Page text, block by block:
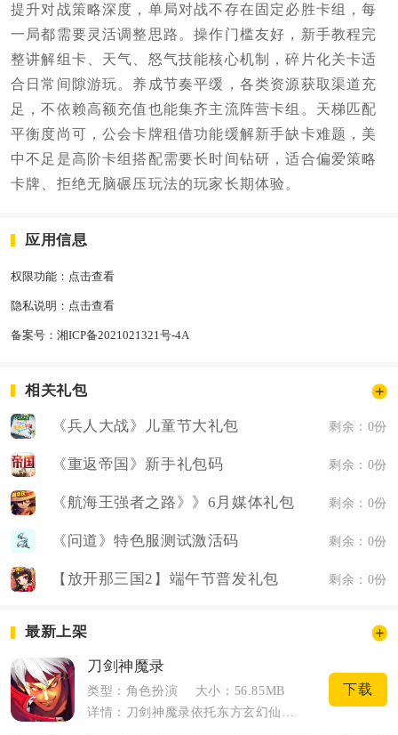
提升对战策略深度，单局对战不存在固定必胜卡组，每
一局都需要灵活调整思路。操作门槛友好，新手教程完
整讲解组卡、天气、怒气技能核心机制，碎片化关卡适
合日常间隙游玩。养成节奏平缓，各类资源获取渠道充
足，不依赖高额充值也能集齐主流阵营卡组。天梯匹配
平衡度尚可，公会卡牌租借功能缓解新手缺卡难题，美
中不足是高阶卡组搭配需要长时间钻研，适合偏爱策略
卡牌、拒绝无脑碾压玩法的玩家长期体验。
应用信息
权限功能： 点击查看
隐私说明： 点击查看
备案号： 湘ICP备2021021321号-4A
相关礼包
《兵人大战》儿童节大礼包 剩余：0份
《重返帝国》新手礼包码 剩余：0份
《航海王强者之路》》6月媒体礼包 剩余：0份
《问道》特色服测试激活码 剩余：0份
【放开那三国2】端午节普发礼包 剩余：0份
最新上架
刀剑神魔录
类型：角色扮演
大小：56.85MB
详情：刀剑神魔录依托东方玄幻仙魔世界观搭建完整冒险世界，融合横版动作闯关与神将养成...
下载